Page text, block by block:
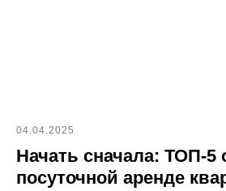
04.04.2025
Начать сначала: ТОП-5
посуточной аренде